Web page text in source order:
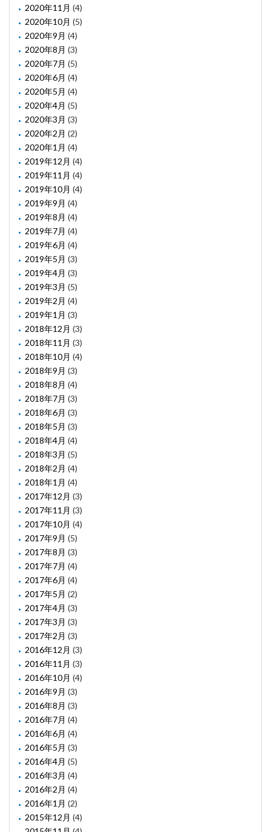
2020年11月 (4)
2020年10月 (5)
2020年9月 (4)
2020年8月 (3)
2020年7月 (5)
2020年6月 (4)
2020年5月 (4)
2020年4月 (5)
2020年3月 (3)
2020年2月 (2)
2020年1月 (4)
2019年12月 (4)
2019年11月 (4)
2019年10月 (4)
2019年9月 (4)
2019年8月 (4)
2019年7月 (4)
2019年6月 (4)
2019年5月 (3)
2019年4月 (3)
2019年3月 (5)
2019年2月 (4)
2019年1月 (3)
2018年12月 (3)
2018年11月 (3)
2018年10月 (4)
2018年9月 (3)
2018年8月 (4)
2018年7月 (3)
2018年6月 (3)
2018年5月 (3)
2018年4月 (4)
2018年3月 (5)
2018年2月 (4)
2018年1月 (4)
2017年12月 (3)
2017年11月 (3)
2017年10月 (4)
2017年9月 (5)
2017年8月 (3)
2017年7月 (4)
2017年6月 (4)
2017年5月 (2)
2017年4月 (3)
2017年3月 (3)
2017年2月 (3)
2016年12月 (3)
2016年11月 (3)
2016年10月 (4)
2016年9月 (3)
2016年8月 (3)
2016年7月 (4)
2016年6月 (4)
2016年5月 (3)
2016年4月 (5)
2016年3月 (4)
2016年2月 (4)
2016年1月 (2)
2015年12月 (4)